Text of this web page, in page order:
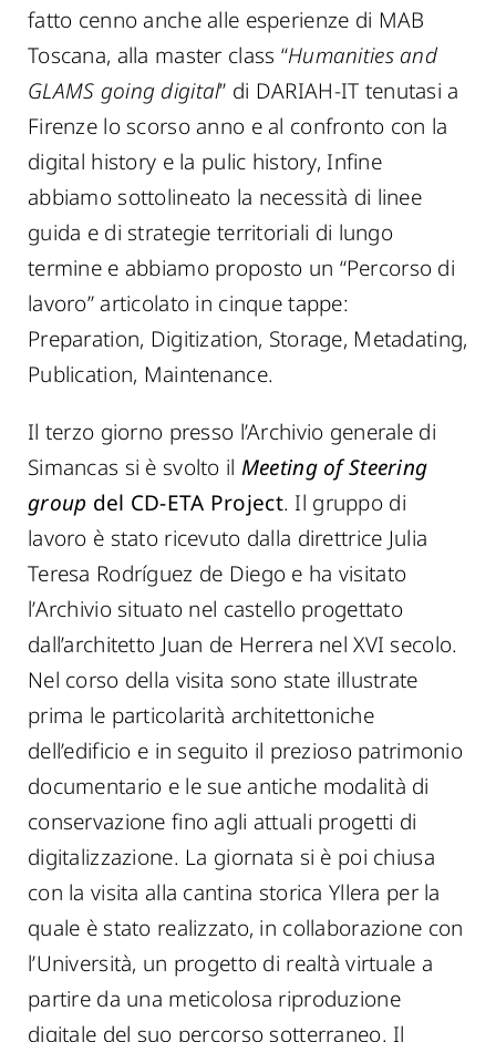
fatto cenno anche alle esperienze di MAB
Toscana, alla master class “Humanities and
GLAMS going digital” di DARIAH-IT tenutasi a
Firenze lo scorso anno e al confronto con la
digital history e la pulic history, Infine
abbiamo sottolineato la necessità di linee
guida e di strategie territoriali di lungo
termine e abbiamo proposto un “Percorso di
lavoro” articolato in cinque tappe:
Preparation, Digitization, Storage, Metadating,
Publication, Maintenance.
Il terzo giorno presso l’Archivio generale di
Simancas si è svolto il Meeting of Steering
group del CD-ETA Project. Il gruppo di
lavoro è stato ricevuto dalla direttrice Julia
Teresa Rodríguez de Diego e ha visitato
l’Archivio situato nel castello progettato
dall’architetto Juan de Herrera nel XVI secolo.
Nel corso della visita sono state illustrate
prima le particolarità architettoniche
dell’edificio e in seguito il prezioso patrimonio
documentario e le sue antiche modalità di
conservazione fino agli attuali progetti di
digitalizzazione. La giornata si è poi chiusa
con la visita alla cantina storica Yllera per la
quale è stato realizzato, in collaborazione con
l’Università, un progetto di realtà virtuale a
partire da una meticolosa riproduzione
digitale del suo percorso sotterraneo. Il